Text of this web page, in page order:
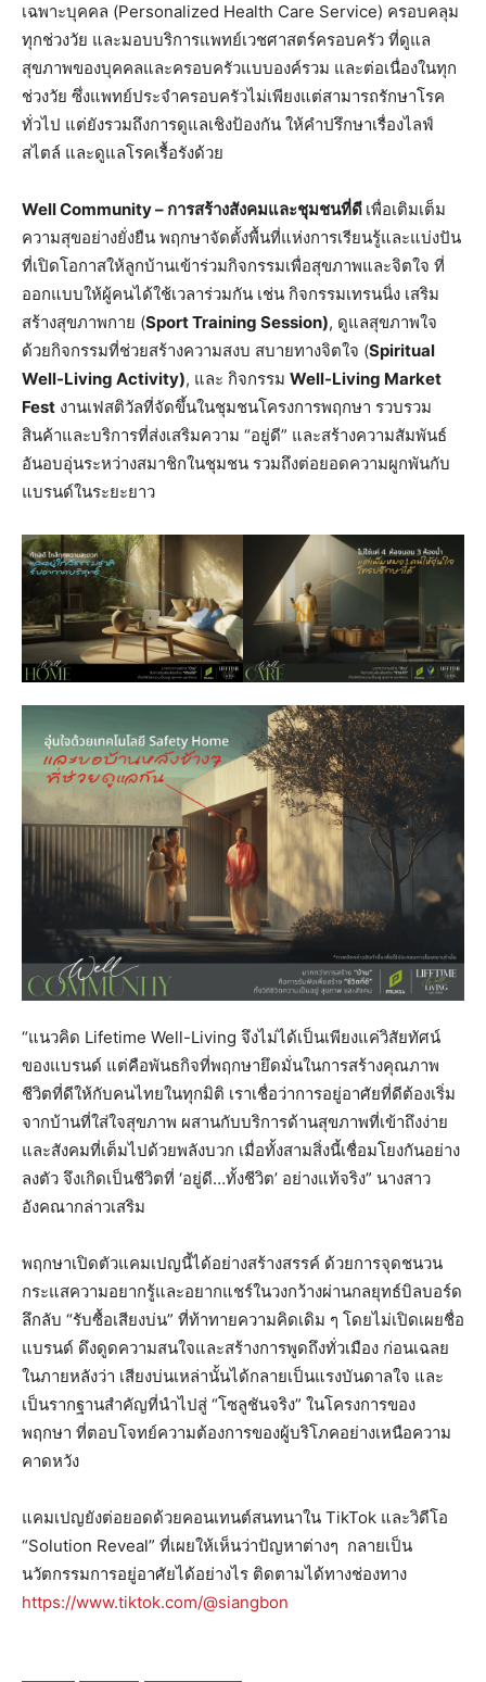
เฉพาะบุคคล (Personalized Health Care Service) ครอบคลุม
ทุกช่วงวัย และมอบบริการแพทย์เวชศาสตร์ครอบครัว ที่ดูแล
สุขภาพของบุคคลและครอบครัวแบบองค์รวม และต่อเนื่องในทุก
ช่วงวัย ซึ่งแพทย์ประจำครอบครัวไม่เพียงแต่สามารถรักษาโรค
ทั่วไป แต่ยังรวมถึงการดูแลเชิงป้องกัน ให้คำปรึกษาเรื่องไลฟ์
สไตล์ และดูแลโรคเรื้อรังด้วย
Well Community – การสร้างสังคมและชุมชนที่ดี เพื่อเติมเต็ม
ความสุขอย่างยั่งยืน พฤกษาจัดตั้งพื้นที่แห่งการเรียนรู้และแบ่งปัน
ที่เปิดโอกาสให้ลูกบ้านเข้าร่วมกิจกรรมเพื่อสุขภาพและจิตใจ ที่
ออกแบบให้ผู้คนได้ใช้เวลาร่วมกัน เช่น กิจกรรมเทรนนิ่ง เสริม
สร้างสุขภาพกาย (Sport Training Session), ดูแลสุขภาพใจ
ด้วยกิจกรรมที่ช่วยสร้างความสงบ สบายทางจิตใจ (Spiritual
Well-Living Activity), และ กิจกรรม Well-Living Market
Fest งานเฟสติวัลที่จัดขึ้นในชุมชนโครงการพฤกษา รวบรวม
สินค้าและบริการที่ส่งเสริมความ “อยู่ดี” และสร้างความสัมพันธ์
อันอบอุ่นระหว่างสมาชิกในชุมชน รวมถึงต่อยอดความผูกพันกับ
แบรนด์ในระยะยาว
“แนวคิด Lifetime Well-Living จึงไม่ได้เป็นเพียงแค่วิสัยทัศน์
ของแบรนด์ แต่คือพันธกิจที่พฤกษายึดมั่นในการสร้างคุณภาพ
ชีวิตที่ดีให้กับคนไทยในทุกมิติ เราเชื่อว่าการอยู่อาศัยที่ดีต้องเริ่ม
จากบ้านที่ใส่ใจสุขภาพ ผสานกับบริการด้านสุขภาพที่เข้าถึงง่าย
และสังคมที่เต็มไปด้วยพลังบวก เมื่อทั้งสามสิ่งนี้เชื่อมโยงกันอย่าง
ลงตัว จึงเกิดเป็นชีวิตที่ ‘อยู่ดี…ทั้งชีวิต’ อย่างแท้จริง” นางสาว
อังคณากล่าวเสริม
พฤกษาเปิดตัวแคมเปญนี้ได้อย่างสร้างสรรค์ ด้วยการจุดชนวน
กระแสความอยากรู้และอยากแชร์ในวงกว้างผ่านกลยุทธ์บิลบอร์ด
ลึกลับ “รับซื้อเสียงบ่น” ที่ท้าทายความคิดเดิม ๆ โดยไม่เปิดเผยชื่อ
แบรนด์ ดึงดูดความสนใจและสร้างการพูดถึงทั่วเมือง ก่อนเฉลย
ในภายหลังว่า เสียงบ่นเหล่านั้นได้กลายเป็นแรงบันดาลใจ และ
เป็นรากฐานสำคัญที่นำไปสู่ “โซลูชันจริง” ในโครงการของ
พฤกษา ที่ตอบโจทย์ความต้องการของผู้บริโภคอย่างเหนือความ
คาดหวัง
แคมเปญยังต่อยอดด้วยคอนเทนต์สนทนาใน TikTok และวิดีโอ
“Solution Reveal” ที่เผยให้เห็นว่าปัญหาต่างๆ กลายเป็น
นวัตกรรมการอยู่อาศัยได้อย่างไร ติดตามได้ทางช่องทาง
https://www.tiktok.com/@siangbon